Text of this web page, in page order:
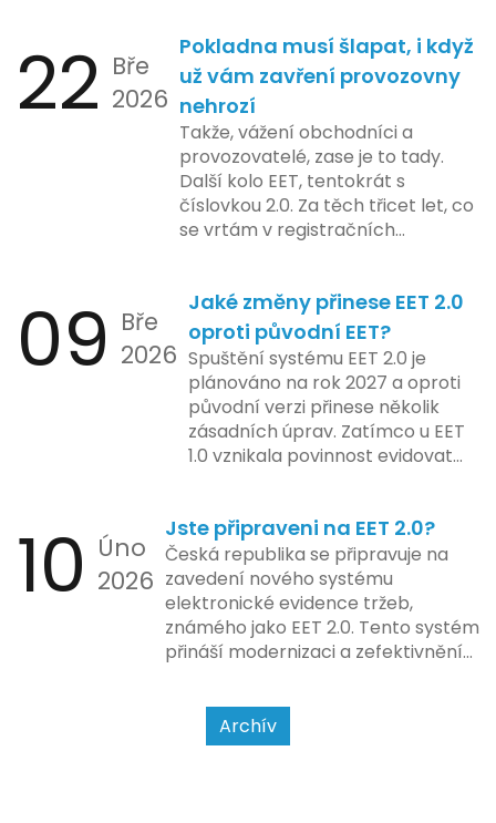
plánovaná na první pololetí
následujícího roku, je zaměřena
na školení a edukaci uživatelů,
včetně přípravy materiálů a
školení pro zaměstnavatele a
účetní firmy. V této fázi dojde
také k oficiálnímu spuštění
systému pro vybrané segmenty
podnikání. Třetí a konečná fáze
integraci systému EET 2.0 do
praxe, s povinností prodejců
zapojit se do nového systému,
včetně zvýšeného dohledu nad
dodržováním pravidel.
České republice. Povinnost uvést
telefonní číslo se týká všech
nově registrovaných domén, a
také může ovlivnit stávající
majitele domén při aktualizaci
jejich údajů.
22 Bře
2026
Pokladna musí šlapat, i když
už vám zavření provozovny
nehrozí
Takže, vážení obchodníci a
provozovatelé, zase je to tady.
Další kolo EET, tentokrát s
číslovkou 2.0. Za těch třicet let, co
se vrtám v registračních
pokladen, co se občas zasekly, až
po ty nejmodernější dotykové
systémy, co umí pomalu i kafe
uvařit. A jedno vím jistě: legislativa
se mění, ale základní pravidlo
zůstává – pokladna musí šlapat
jako hodinky. Jinak jsou problémy.
09 Bře
2026
Jaké změny přinese EET 2.0
oproti původní EET?
Spuštění systému EET 2.0 je
plánováno na rok 2027 a oproti
původní verzi přinese několik
zásadních úprav. Zatímco u EET
1.0 vznikala povinnost evidovat
bezhotovostní transakci – nově
se má tato povinnost odvíjet od
povahy podnikatelské činnosti a
způsobu interakce se
zákazníkem.
10 Úno
2026
Jste připraveni na EET 2.0?
Česká republika se připravuje na
zavedení nového systému
elektronické evidence tržeb,
známého jako EET 2.0. Tento systém
přináší modernizaci a zefektivnění
usnadnit život podnikatelům i
kontrolním orgánům. Podívejme se
na hlavní změny, které EET 2.0
Archív